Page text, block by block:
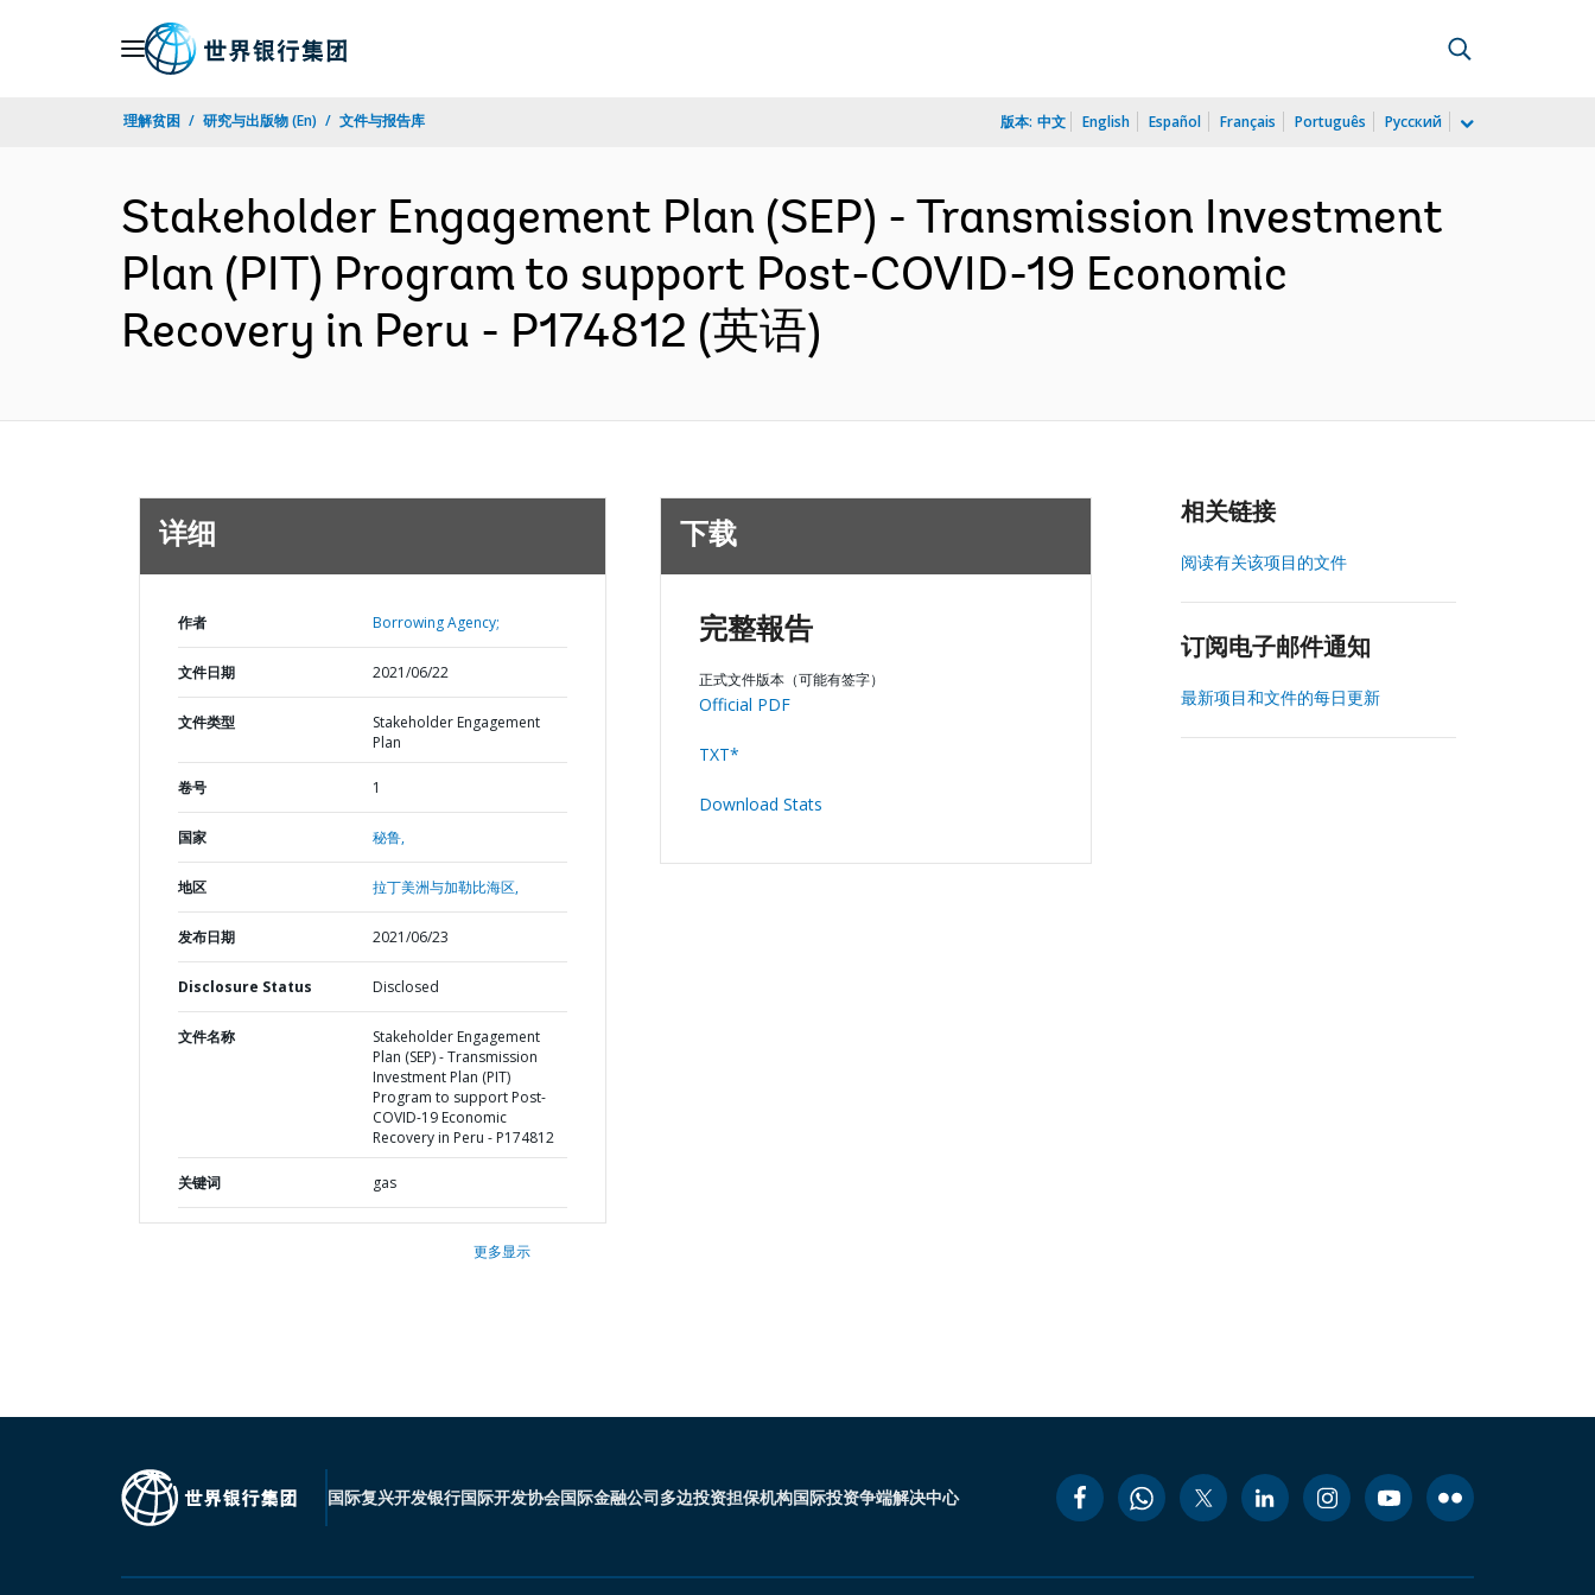
理解贫困 研究与出版物 (En) 文件与报告库 版本: 中文 English Español Français Português Русский
Stakeholder Engagement Plan (SEP) - Transmission Investment
Plan (PIT) Program to support Post-COVID-19 Economic
Recovery in Peru - P174812 (英语)
详细
作者 Borrowing Agency;
文件日期 2021/06/22
文件类型
Stakeholder Engagement
Plan
卷号 1
国家 秘鲁,
地区 拉丁美洲与加勒比海区,
发布日期 2021/06/23
Disclosure Status Disclosed
文件名称
Stakeholder Engagement
Plan (SEP) - Transmission
Investment Plan (PIT)
Program to support Post-
COVID-19 Economic
Recovery in Peru - P174812
关键词 gas
更多显示
下载
完整報告
正式文件版本（可能有签字）
Official PDF
TXT*
Download Stats
相关链接
阅读有关该项目的文件
订阅电子邮件通知
最新项目和文件的每日更新
国际复兴开发银行国际开发协会国际金融公司多边投资担保机构国际投资争端解决中心